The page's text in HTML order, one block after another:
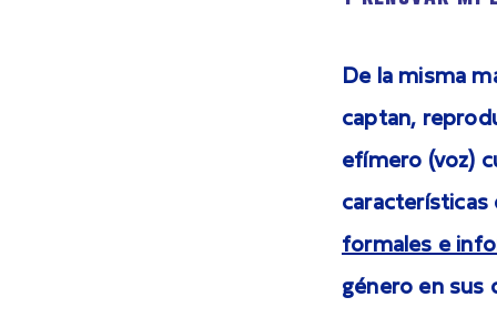
De la misma
captan,
efímero (voz)
características
formales e
género en sus